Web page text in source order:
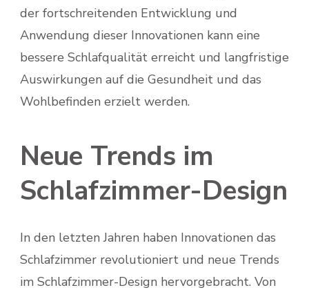
der fortschreitenden Entwicklung und
Anwendung dieser Innovationen kann eine
bessere Schlafqualität erreicht und langfristige
Auswirkungen auf die Gesundheit und das
Wohlbefinden erzielt werden.
Neue Trends im
Schlafzimmer-Design
In den letzten Jahren haben Innovationen das
Schlafzimmer revolutioniert und neue Trends
im Schlafzimmer-Design hervorgebracht. Von